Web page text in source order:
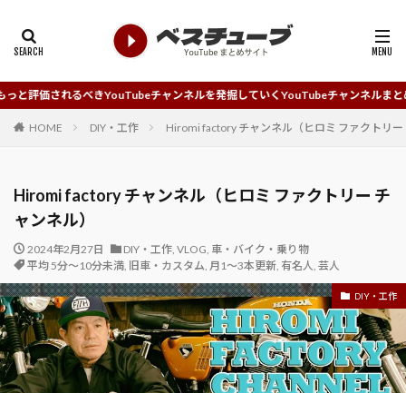
きYouTubeチャンネルを発掘していくYouTubeチャンネルまとめサイトです。
HOME DIY・工作 Hiromi factory チャンネル（ヒロミ ファクトリー
Hiromi factory チャンネル（ヒロミ ファクトリー チ
ャンネル）
2024年2月27日 DIY・工作, VLOG, 車・バイク・乗り物
平均 5分～10分未満, 旧車・カスタム, 月1～3本更新, 有名人, 芸人
DIY・工作